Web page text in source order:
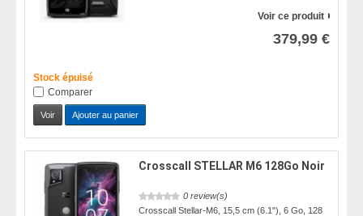
Voir ce produit
379,99 €
Stock épuisé
Comparer
Voir Ajouter au panier
Crosscall STELLAR M6 128Go Noir
0 review(s)
Crosscall Stellar-M6, 15,5 cm (6.1"), 6 Go, 128